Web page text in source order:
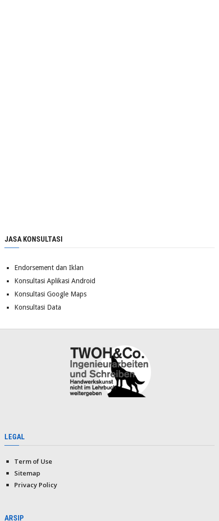
JASA KONSULTASI
Endorsement dan Iklan
Konsultasi Aplikasi Android
Konsultasi Google Maps
Konsultasi Data
LEGAL
Term of Use
Sitemap
Privacy Policy
ARSIP